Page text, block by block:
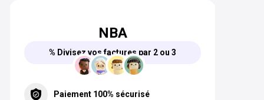
NBA
% Divisez vos factures par 2 ou 3
Paiement 100% sécurisé